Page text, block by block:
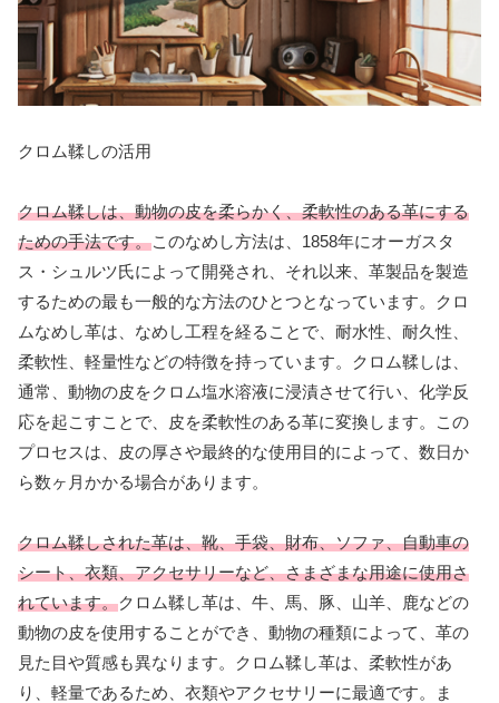
クロム鞣しの活用
クロム鞣しは、動物の皮を柔らかく、柔軟性のある革にする
ための手法です。このなめし方法は、1858年にオーガスタ
ス・シュルツ氏によって開発され、それ以来、革製品を製造
するための最も一般的な方法のひとつとなっています。クロ
ムなめし革は、なめし工程を経ることで、耐水性、耐久性、
柔軟性、軽量性などの特徴を持っています。クロム鞣しは、
通常、動物の皮をクロム塩水溶液に浸漬させて行い、化学反
応を起こすことで、皮を柔軟性のある革に変換します。この
プロセスは、皮の厚さや最終的な使用目的によって、数日か
ら数ヶ月かかる場合があります。
クロム鞣しされた革は、靴、手袋、財布、ソファ、自動車の
シート、衣類、アクセサリーなど、さまざまな用途に使用さ
れています。クロム鞣し革は、牛、馬、豚、山羊、鹿などの
動物の皮を使用することができ、動物の種類によって、革の
見た目や質感も異なります。クロム鞣し革は、柔軟性があ
り、軽量であるため、衣類やアクセサリーに最適です。ま